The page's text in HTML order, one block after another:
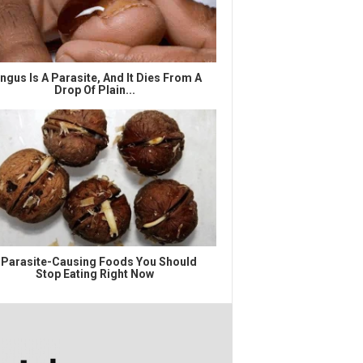
Is A Parasite, And It Dies From A
Drop Of Plain...
Causing Foods You Should
Stop Eating Right Now